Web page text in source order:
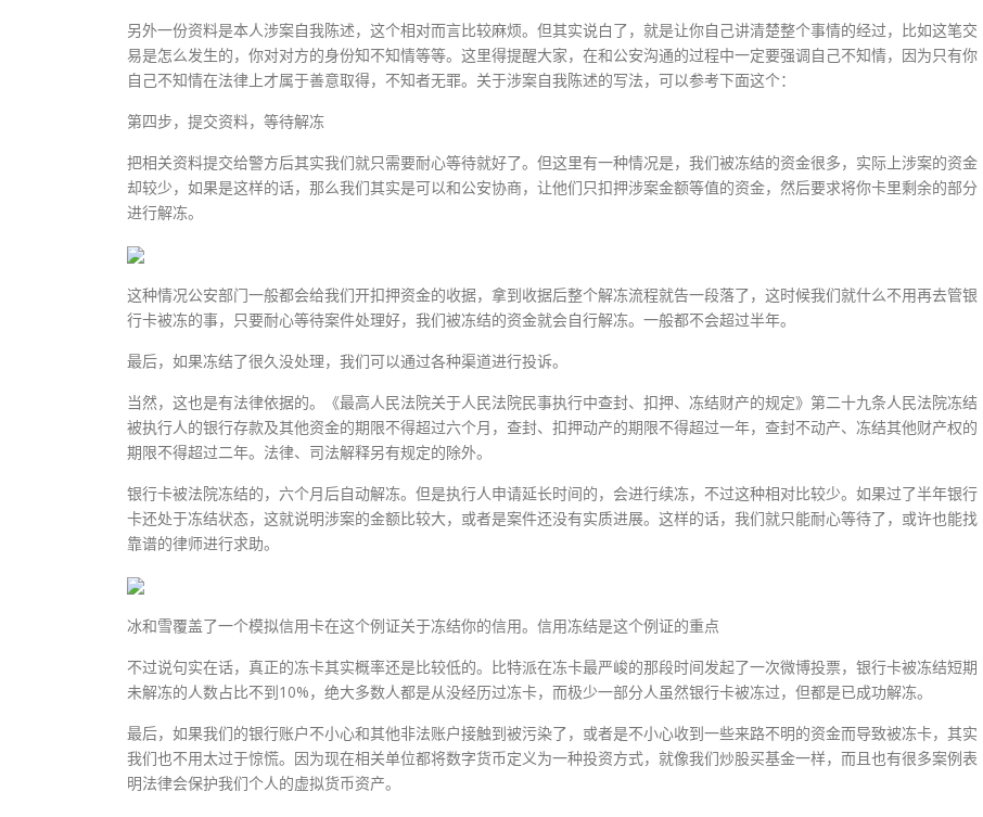
另外一份资料是本人涉案自我陈述，这个相对而言比较麻烦。但其实说白了，就是让你自己讲清楚整个事情的经过，比如这笔交
易是怎么发生的，你对对方的身份知不知情等等。这里得提醒大家，在和公安沟通的过程中一定要强调自己不知情，因为只有你
自己不知情在法律上才属于善意取得，不知者无罪。关于涉案自我陈述的写法，可以参考下面这个：
第四步，提交资料，等待解冻
把相关资料提交给警方后其实我们就只需要耐心等待就好了。但这里有一种情况是，我们被冻结的资金很多，实际上涉案的资金
却较少，如果是这样的话，那么我们其实是可以和公安协商，让他们只扣押涉案金额等值的资金，然后要求将你卡里剩余的部分
进行解冻。
这种情况公安部门一般都会给我们开扣押资金的收据，拿到收据后整个解冻流程就告一段落了，这时候我们就什么不用再去管银
行卡被冻的事，只要耐心等待案件处理好，我们被冻结的资金就会自行解冻。一般都不会超过半年。
最后，如果冻结了很久没处理，我们可以通过各种渠道进行投诉。
当然，这也是有法律依据的。《最高人民法院关于人民法院民事执行中查封、扣押、冻结财产的规定》第二十九条人民法院冻结
被执行人的银行存款及其他资金的期限不得超过六个月，查封、扣押动产的期限不得超过一年，查封不动产、冻结其他财产权的
期限不得超过二年。法律、司法解释另有规定的除外。
银行卡被法院冻结的，六个月后自动解冻。但是执行人申请延长时间的，会进行续冻，不过这种相对比较少。如果过了半年银行
卡还处于冻结状态，这就说明涉案的金额比较大，或者是案件还没有实质进展。这样的话，我们就只能耐心等待了，或许也能找
靠谱的律师进行求助。
冰和雪覆盖了一个模拟信用卡在这个例证关于冻结你的信用。信用冻结是这个例证的重点
不过说句实在话，真正的冻卡其实概率还是比较低的。比特派在冻卡最严峻的那段时间发起了一次微博投票，银行卡被冻结短期
未解冻的人数占比不到10%，绝大多数人都是从没经历过冻卡，而极少一部分人虽然银行卡被冻过，但都是已成功解冻。
最后，如果我们的银行账户不小心和其他非法账户接触到被污染了，或者是不小心收到一些来路不明的资金而导致被冻卡，其实
我们也不用太过于惊慌。因为现在相关单位都将数字货币定义为一种投资方式，就像我们炒股买基金一样，而且也有很多案例表
明法律会保护我们个人的虚拟货币资产。